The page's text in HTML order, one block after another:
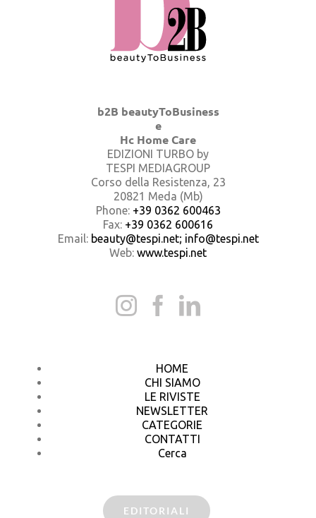
b2B beautyToBusiness
e
Hc Home Care
EDIZIONI TURBO by
TESPI MEDIAGROUP
Corso della Resistenza, 23
20821 Meda (Mb)
Phone: +39 0362 600463
Fax: +39 0362 600616
Email: beauty@tespi.net; info@tespi.net
Web: www.tespi.net
HOME
CHI SIAMO
LE RIVISTE
NEWSLETTER
CATEGORIE
CONTATTI
Cerca
EDITORIALI